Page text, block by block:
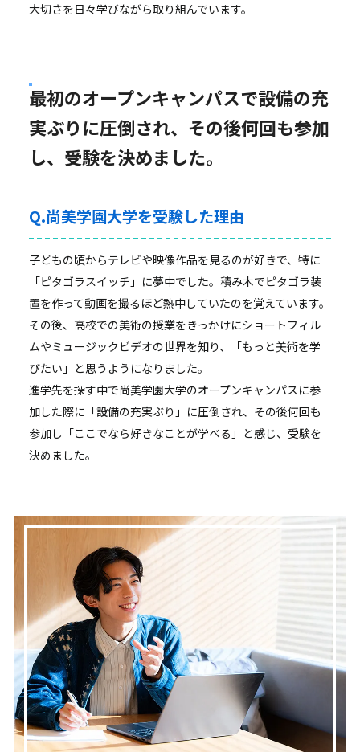
大切さを日々学びながら取り組んでいます。
最初のオープンキャンパスで設備の充
実ぶりに圧倒され、その後何回も参加
し、受験を決めました。
Q.尚美学園大学を受験した理由
子どもの頃からテレビや映像作品を見るのが好きで、特に
「ピタゴラスイッチ」に夢中でした。積み木でピタゴラ装
置を作って動画を撮るほど熱中していたのを覚えています。
その後、高校での美術の授業をきっかけにショートフィル
ムやミュージックビデオの世界を知り、「もっと美術を学
びたい」と思うようになりました。
進学先を探す中で尚美学園大学のオープンキャンパスに参
加した際に「設備の充実ぶり」に圧倒され、その後何回も
参加し「ここでなら好きなことが学べる」と感じ、受験を
決めました。